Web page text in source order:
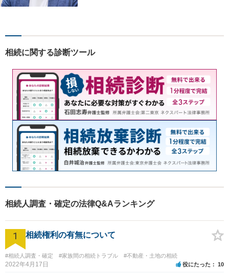
最終手段と考えず、お気軽に
相続に関する診断ツール
相続人調査・確定の法律Q&Aランキング
1 相続権利の有無について
#相続人調査・確定 #家族間の相続トラブル #不動産・土地の相続
2022年4月17日 役にたった 10